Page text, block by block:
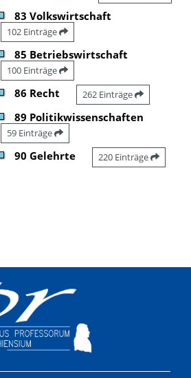
83 Volkswirtschaft
102 Einträge
85 Betriebswirtschaft
100 Einträge
86 Recht 262 Einträge
89 Politikwissenschaften
59 Einträge
90 Gelehrte 220 Einträge